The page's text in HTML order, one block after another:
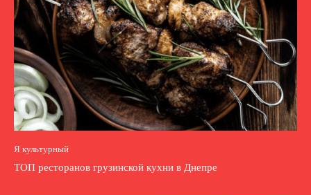
Я культурный
ТОП ресторанов грузинской кухни в Днепре